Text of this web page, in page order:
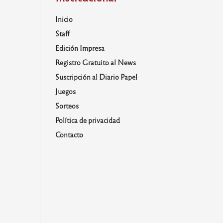
Inicio
Staff
Edición Impresa
Registro Gratuito al News
Suscripción al Diario Papel
Juegos
Sorteos
Política de privacidad
Contacto